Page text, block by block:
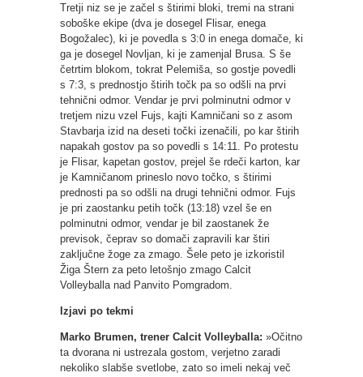
Tretji niz se je začel s štirimi bloki, tremi na strani
soboške ekipe (dva je dosegel Flisar, enega
Bogožalec), ki je povedla s 3:0 in enega domače, ki
ga je dosegel Novljan, ki je zamenjal Brusa. S še
četrtim blokom, tokrat Pelemiša, so gostje povedli
s 7:3, s prednostjo štirih točk pa so odšli na prvi
tehnični odmor. Vendar je prvi polminutni odmor v
tretjem nizu vzel Fujs, kajti Kamničani so z asom
Stavbarja izid na deseti točki izenačili, po kar štirih
napakah gostov pa so povedli s 14:11. Po protestu
je Flisar, kapetan gostov, prejel še rdeči karton, kar
je Kamničanom prineslo novo točko, s štirimi
prednosti pa so odšli na drugi tehnični odmor. Fujs
je pri zaostanku petih točk (13:18) vzel še en
polminutni odmor, vendar je bil zaostanek že
previsok, čeprav so domači zapravili kar štiri
zaključne žoge za zmago. Šele peto je izkoristil
Žiga Štern za peto letošnjo zmago Calcit
Volleyballa nad Panvito Pomgradom.
Izjavi po tekmi
Marko Brumen, trener Calcit Volleyballa: »Očitno
ta dvorana ni ustrezala gostom, verjetno zaradi
nekoliko slabše svetlobe, zato so imeli nekaj več